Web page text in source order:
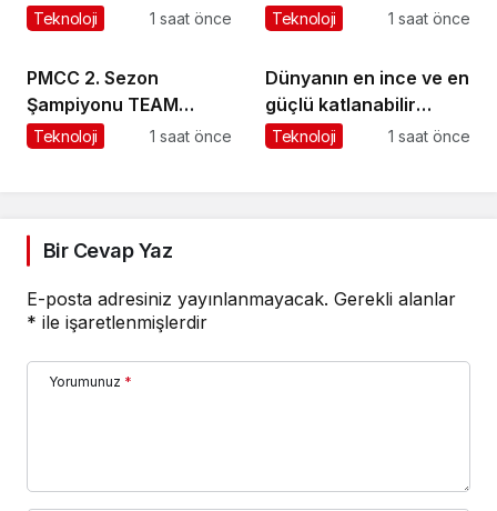
Pazarda Oyuncularla
Teknoloji 1 saat önce
Teknoloji Hava
Teknoloji 1 saat önce
PMCC 2. Sezon
Şampiyonu TEAM
GOAT Oldu
Teknoloji 1 saat önce
Dünyanın en ince ve en
güçlü katlanabilir
amiral gemisi HONOR
Teknoloji 1 saat önce
Bir Cevap Yaz
E-posta adresiniz yayınlanmayacak. Gerekli alanlar
* ile işaretlenmişlerdir
Yorumunuz *